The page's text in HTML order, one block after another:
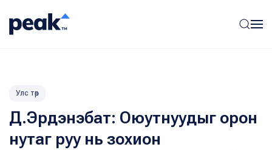
Улс төр
Д.Эрдэнэбат: Оюутнуудыг орон
нутаг руу нь зохион